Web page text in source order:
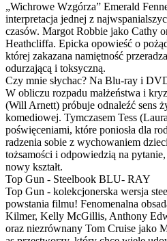
„Wichrowe Wzgórza” Emerald
interpretacja jednej z
czasów. Margot Robbie jako Cathy
Heathcliffa. Epicka opowieść o
której zakazana namiętność
odurzającą i toksyczną.
Czy mnie słychac? Na Blu-ray i
W obliczu rozpadu małżeństwa i
(Will Arnett) próbuje odnaleźć sens
komediowej. Tymczasem Tess
poświęceniami, które poniosła dla
radzenia sobie z wychowaniem
tożsamości i odpowiedzią na
nowy kształt.
Top Gun - Steelbook BLU- RAY
Top Gun - kolekcjonerska wersja
powstania filmu! Fenomenalna
Kilmer, Kelly McGillis, Anthony
oraz niezrównany Tom Cruise jako